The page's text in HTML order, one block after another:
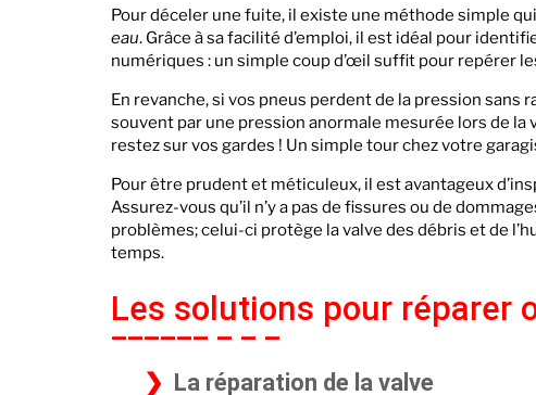
Pour déceler une fuite, il existe une méthode simple
eau. Grâce à sa facilité d’emploi, il est idéal pour
numériques : un simple coup d’œil suffit pour repérer
En revanche, si vos pneus perdent de la pression sans
souvent par une pression anormale mesurée lors de
restez sur vos gardes ! Un simple tour chez votre
Pour être prudent et méticuleux, il est avantageux
Assurez-vous qu’il n’y a pas de fissures ou de
problèmes; celui-ci protège la valve des débris et de
temps.
Les solutions pour réparer
La réparation de la valve